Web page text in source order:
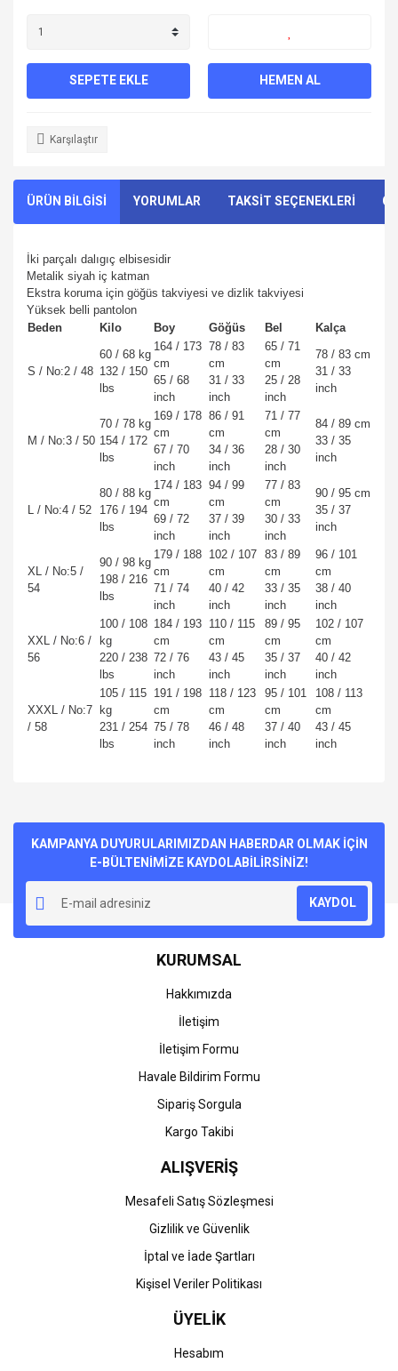
SEPETE EKLE HEMEN AL
Karşılaştır
ÜRÜN BİLGİSİ YORUMLAR TAKSİT SEÇENEKLERİ
İki parçalı dalıgıç elbisesidir
Metalik siyah iç katman
Ekstra koruma için göğüs takviyesi ve dizlik takviyesi
Yüksek belli pantolon
Beden
Kilo Boy Göğüs Bel Kalça
S / No:2 / 48
60 / 68 kg
132 / 150
lbs
164 / 173
cm
65 / 68
inch
78 / 83
cm
31 / 33
inch
65 / 71
cm
25 / 28
inch
78 / 83 cm
31 / 33
inch
M / No:3 / 50
70 / 78 kg
154 / 172
lbs
169 / 178
cm
67 / 70
inch
86 / 91
cm
34 / 36
inch
71 / 77
cm
28 / 30
inch
84 / 89 cm
33 / 35
inch
L / No:4 / 52
80 / 88 kg
176 / 194
lbs
174 / 183
cm
69 / 72
inch
94 / 99
cm
37 / 39
inch
77 / 83
cm
30 / 33
inch
90 / 95 cm
35 / 37
inch
XL / No:5 /
54
90 / 98 kg
198 / 216
lbs
179 / 188
cm
71 / 74
inch
102 / 107
cm
40 / 42
inch
83 / 89
cm
33 / 35
inch
96 / 101
cm
38 / 40
inch
XXL / No:6 /
56
100 / 108
kg
220 / 238
lbs
184 / 193
cm
72 / 76
inch
110 / 115
cm
43 / 45
inch
89 / 95
cm
35 / 37
inch
102 / 107
cm
40 / 42
inch
XXXL / No:7
/ 58
105 / 115
kg
231 / 254
lbs
191 / 198
cm
75 / 78
inch
118 / 123
cm
46 / 48
inch
95 / 101
cm
37 / 40
inch
108 / 113
cm
43 / 45
inch
Yorum Yaz
kullanarak tarafımıza iletebilirsiniz.
Görüş ve önerileriniz için teşekkür ederiz.
Ürün resmi kalitesiz, bozuk veya görüntülenemiyor.
Ürün açıklamasında eksik bilgiler bulunuyor.
Ürün bilgilerinde hatalar bulunuyor.
Ürün fiyatı diğer sitelerden daha pahalı.
Gönder
KAMPANYA DUYURULARIMIZDAN HABERDAR OLMAK İÇİN
E-BÜLTENİMİZE KAYDOLABİLİRSİNİZ!
KAYDOL
KURUMSAL
Hakkımızda
İletişim
İletişim Formu
Havale Bildirim Formu
Sipariş Sorgula
Kargo Takibi
ALIŞVERİŞ
Mesafeli Satış Sözleşmesi
Gizlilik ve Güvenlik
İptal ve İade Şartları
Kişisel Veriler Politikası
ÜYELİK
Hesabım